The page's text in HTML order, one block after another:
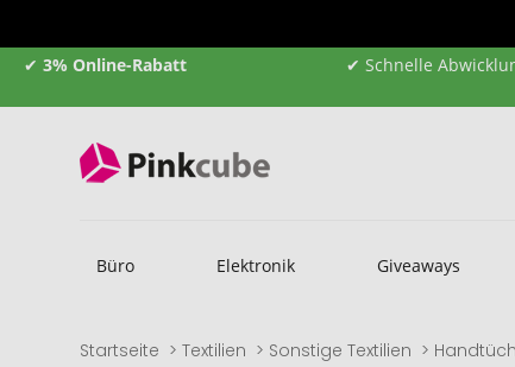
✔ 3% Online-Rabatt ✔ Schnelle
Büro Elektronik Giveaways
Startseite Textilien Sonstige Textilien